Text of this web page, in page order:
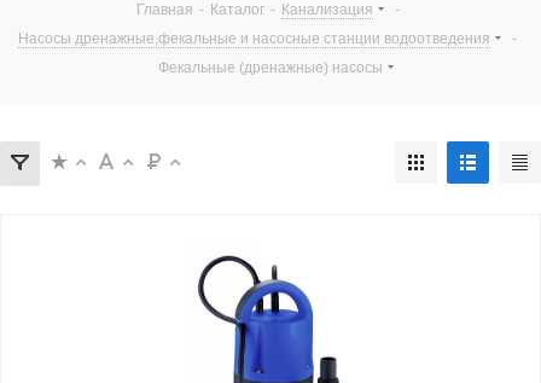
Главная - Каталог - Канализация
-
Насосы дренажные,фекальные и насосные станции водоотведения
-
Фекальные (дренажные) насосы